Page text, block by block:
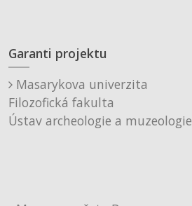
Garanti projektu
Masarykova univerzita
Filozofická fakulta
Ústav archeologie a muzeologie